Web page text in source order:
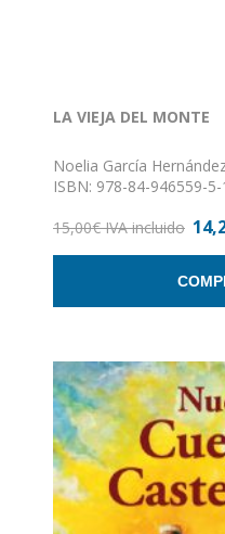
LA VIEJA DEL MONTE
Noelia García
ISBN: 978-84-946559-5-
Nº de páginas: 64
15,00€ IVA incluido